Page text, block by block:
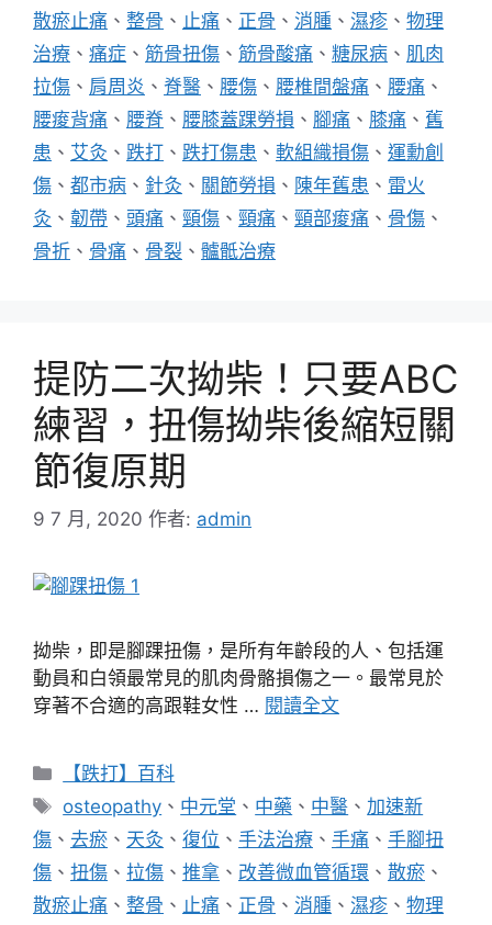
散瘀止痛 、 整骨 、 止痛 、 正骨 、 消腫 、 濕疹 、 物理
治療 、 痛症 、 筋骨扭傷 、 筋骨酸痛 、 糖尿病 、 肌肉
拉傷 、 肩周炎 、 脊醫 、 腰傷 、 腰椎間盤痛 、 腰痛 、
腰痠背痛 、 腰脊 、 腰膝蓋踝勞損 、 腳痛 、 膝痛 、 舊
患 、 艾灸 、 跌打 、 跌打傷患 、 軟組織損傷 、 運勳創
傷 、 都市病 、 針灸 、 關節勞損 、 陳年舊患 、 雷火
灸 、 韌帶 、 頭痛 、 頸傷 、 頸痛 、 頸部痠痛 、 骨傷 、
骨折 、 骨痛 、 骨裂 、 髗骶治療
提防二次拗柴！只要ABC
練習，扭傷拗柴後縮短關
節復原期
9 7 月, 2020 作者: admin
拗柴，即是腳踝扭傷，是所有年齡段的人、包括運
動員和白領最常見的肌肉骨骼損傷之一。最常見於
穿著不合適的高跟鞋女性 … 閱讀全文
分
類
【跌打】百科
標
籤
osteopathy 、 中元堂 、 中藥 、 中醫 、加速新
傷 、 去瘀 、 天灸 、 復位 、 手法治療 、 手痛 、 手腳扭
傷 、 扭傷 、 拉傷 、 推拿 、 改善微血管循環 、 散瘀 、
散瘀止痛 、 整骨 、 止痛 、 正骨 、 消腫 、 濕疹 、 物理